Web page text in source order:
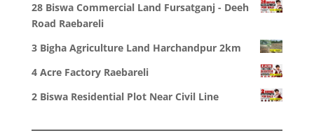
28 Biswa Commercial Land Fursatganj - Deeh
Road Raebareli
3 Bigha Agriculture Land Harchandpur 2km
4 Acre Factory Raebareli
2 Biswa Residential Plot Near Civil Line